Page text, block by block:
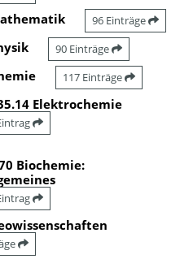
96 Einträge
90 Einträge
117 Einträge
Elektrochemie
Biochemie: